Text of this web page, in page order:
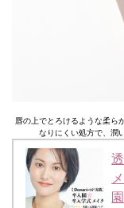
唇の上でとろけるような柔ら
なりにくい処方で、潤